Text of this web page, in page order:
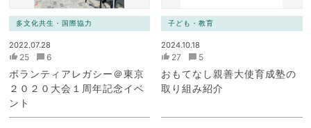
多文化共生・国際協力
2022.07.28
25 6
ボランティアレガシー＠東京
２０２０大会１周年記念イベ
ント
子ども・教育
2024.10.18
27 5
おもてなし親善大使育成塾の
取り組み紹介